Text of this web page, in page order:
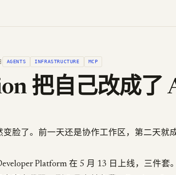
AGENTS INFRASTRUCTURE MCP
把自己改成了
变脸了。前一天还是协作工作区，第二天就
Platform 在 5 月 13 日上线，三件套